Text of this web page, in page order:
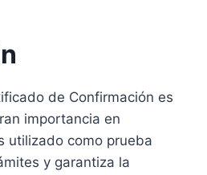
de Confirmación es
importancia en
utilizado como prueba
y garantiza la